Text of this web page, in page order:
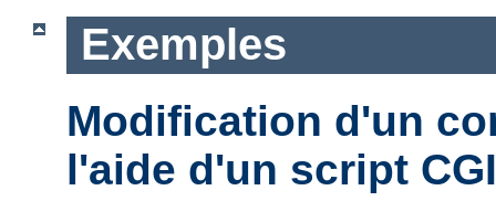
Exemples
Modification d'un
l'aide d'un script CGI